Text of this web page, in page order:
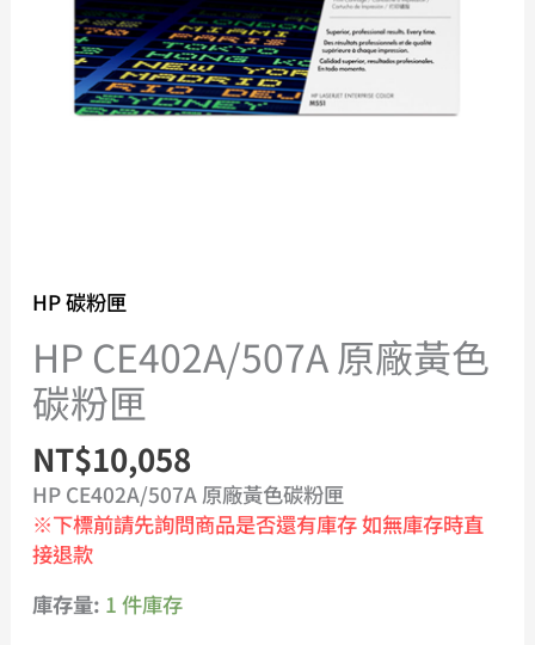
HP 碳粉匣
HP CE402A/507A 原廠黃色
碳粉匣
NT$10,058
HP CE402A/507A 原廠黃色碳粉匣
※下標前請先詢問商品是否還有庫存 如無庫存時直
接退款
庫存量: 1 件庫存